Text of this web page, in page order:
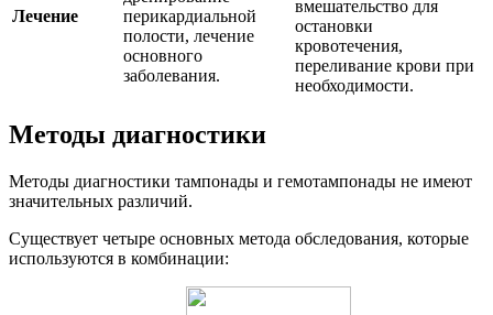
Лечение
перикардиальной
полости, лечение
основного
заболевания.
вмешательство для
остановки
кровотечения,
переливание крови при
необходимости.
Методы диагностики
Методы диагностики тампонады и гемотампонады не имеют
значительных различий.
Существует четыре основных метода обследования, которые
используются в комбинации: